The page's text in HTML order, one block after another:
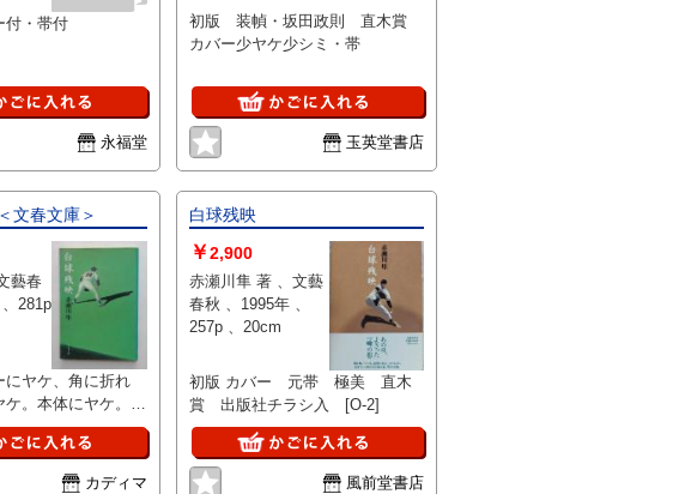
付・帯付
永福堂
初版 装幀・坂田政則 直木賞
カバー少ヤケ少シミ・帯
玉英堂書店
文春文庫＞
にヤケ、角に折れ
ケ。本体にヤケ。読
ございません。
カディマ
白球残映
￥2,900
赤瀬川隼 著 、文藝
春秋 、1995年 、
257p 、20cm
初版 カバー 元帯 極美 直木
賞 出版社チラシ入 [O-2]
風前堂書店